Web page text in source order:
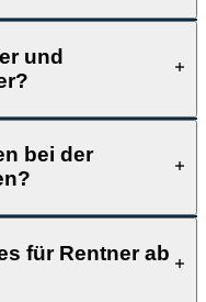
und
bei der
für Rentner ab